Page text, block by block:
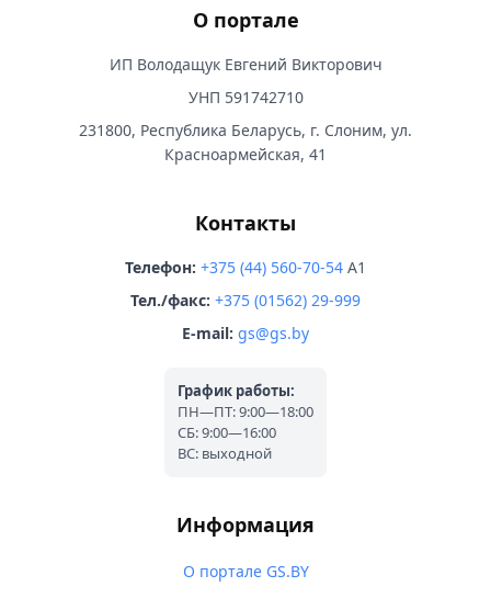
О портале
ИП Володащук Евгений Викторович
УНП 591742710
231800, Республика Беларусь, г. Слоним, ул.
Красноармейская, 41
Контакты
Телефон: +375 (44) 560-70-54 A1
Тел./факс: +375 (01562) 29-999
E-mail: gs@gs.by
График работы:
ПН—ПТ: 9:00—18:00
СБ: 9:00—16:00
ВС: выходной
Информация
О портале GS.BY